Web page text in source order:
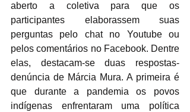
aberto a coletiva para que os
participantes elaborassem suas
perguntas pelo chat no Youtube ou
pelos comentários no Facebook. Dentre
elas, destacam-se duas respostas-
denúncia de Márcia Mura. A primeira é
que durante a pandemia os povos
indígenas enfrentaram uma política